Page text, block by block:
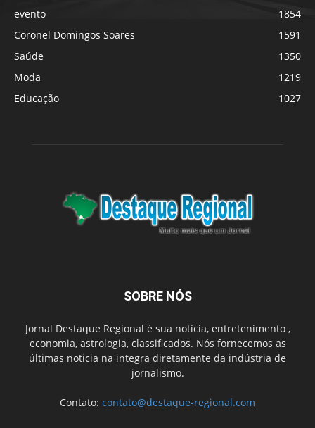
evento
1854
Coronel Domingos Soares
1591
Saúde
1350
Moda
1219
Educação
1027
SOBRE NÓS
Jornal Destaque Regional é sua notícia, entretenimento ,
economia, astrologia, classificados. Nós fornecemos as
últimas noticia na integra diretamente da indústria de
jornalismo.
Contato: contato@destaque-regional.com